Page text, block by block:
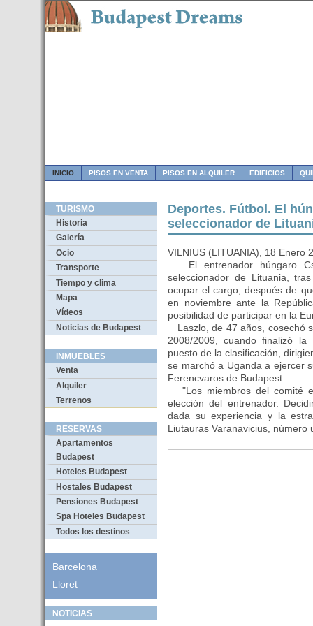
INICIO PISOS EN VENTA PISOS EN ALQUILER EDIFICIOS
TURISMO
Historia
Galería
Ocio
Transporte
Tiempo y clima
Mapa
Vídeos
Noticias de Budapest
INMUEBLES
Venta
Alquiler
Terrenos
RESERVAS
Apartamentos
Budapest
Hoteles Budapest
Hostales Budapest
Pensiones Budapest
Spa Hoteles Budapest
Todos los destinos
Barcelona
Lloret
NOTICIAS
Deportes. Fútbol. El
seleccionador de
VILNIUS (LITUANIA), 18 Enero
El entrenador húngaro
seleccionador de Lituania,
ocupar el cargo, después de
en noviembre ante la
posibilidad de participar en la
Laszlo, de 47 años, cosechó
2008/2009, cuando finalizó
puesto de la clasificación,
se marchó a Uganda a ejercer
Ferencvaros de Budapest.
"Los miembros del comité
elección del entrenador.
dada su experiencia y la
Liutauras Varanavicius,